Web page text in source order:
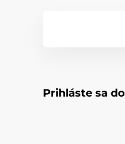
Prihláste sa